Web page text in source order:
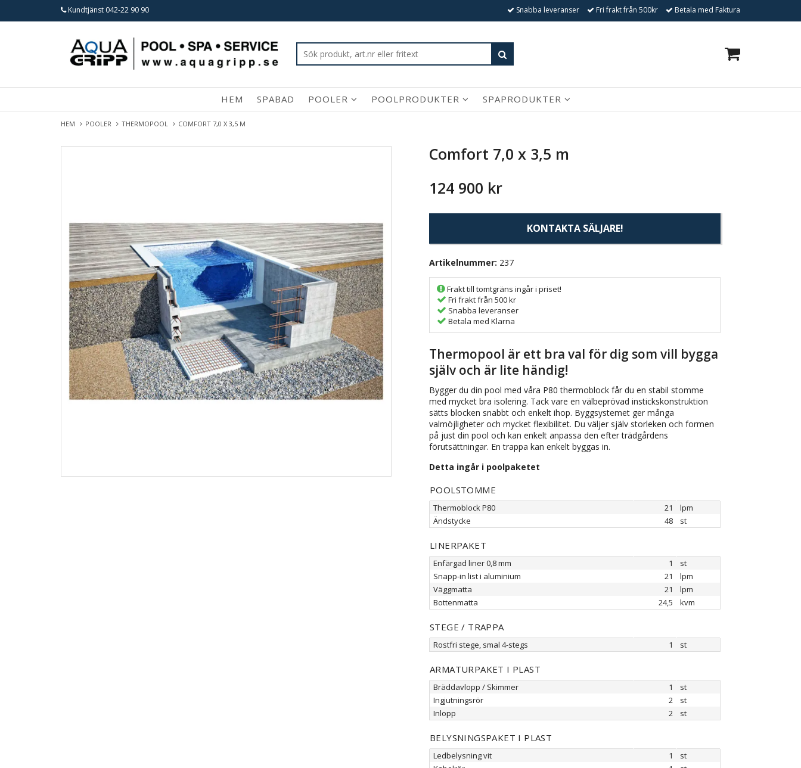
Kundtjänst 042-22 90 90 Snabba leveranser Fri frakt från 500kr Betala med Faktura
0
HEM SPABAD POOLER POOLPRODUKTER SPAPRODUKTER
HEM POOLER THERMOPOOL COMFORT 7,0 X 3,5 M
Comfort 7,0 x 3,5 m
124 900 kr
KONTAKTA SÄLJARE!
Artikelnummer: 237
Frakt till tomtgräns ingår i priset!
Fri frakt från 500 kr
Snabba leveranser
Betala med Klarna
Thermopool är ett bra val för dig som vill bygga
själv och är lite händig!
Bygger du din pool med våra P80 thermoblock får du en stabil stomme
med mycket bra isolering. Tack vare en välbeprövad instickskonstruktion
sätts blocken snabbt och enkelt ihop. Byggsystemet ger många
valmöjligheter och mycket flexibilitet. Du väljer själv storleken och formen
på just din pool och kan enkelt anpassa den efter trädgårdens
förutsättningar. En trappa kan enkelt byggas in.
Detta ingår i poolpaketet
POOLSTOMME
Thermoblock P80 21
lpm
Ändstycke
48 st
LINERPAKET
Enfärgad liner 0,8 mm 1
st
Snapp-in list i aluminium
21
lpm
Väggmatta
21
lpm
Bottenmatta
24,5 kvm
STEGE / TRAPPA
Rostfri stege, smal 4-stegs 1 st
ARMATURPAKET I PLAST
Bräddavlopp / Skimmer 1
st
Ingjutningsrör
2
st
Inlopp
2 st
BELYSNINGSPAKET I PLAST
Ledbelysning vit 1
st